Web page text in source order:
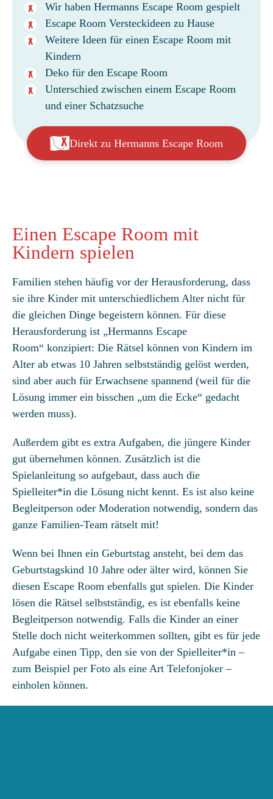
Wir haben Hermanns Escape Room gespielt
Escape Room Versteckideen zu Hause
Weitere Ideen für einen Escape Room mit
Kindern
Deko für den Escape Room
Unterschied zwischen einem Escape Room
und einer Schatzsuche
Direkt zu Hermanns Escape Room
Einen Escape Room mit
Kindern spielen
Familien stehen häufig vor der Herausforderung, dass
sie ihre Kinder mit unterschiedlichem Alter nicht für
die gleichen Dinge begeistern können. Für diese
Herausforderung ist „Hermanns Escape
Room“ konzipiert: Die Rätsel können von Kindern im
Alter ab etwas 10 Jahren selbstständig gelöst werden,
sind aber auch für Erwachsene spannend (weil für die
Lösung immer ein bisschen „um die Ecke“ gedacht
werden muss).
Außerdem gibt es extra Aufgaben, die jüngere Kinder
gut übernehmen können. Zusätzlich ist die
Spielanleitung so aufgebaut, dass auch die
Spielleiter*in die Lösung nicht kennt. Es ist also keine
Begleitperson oder Moderation notwendig, sondern das
ganze Familien-Team rätselt mit!
Wenn bei Ihnen ein Geburtstag ansteht, bei dem das
Geburtstagskind 10 Jahre oder älter wird, können Sie
diesen Escape Room ebenfalls gut spielen. Die Kinder
lösen die Rätsel selbstständig, es ist ebenfalls keine
Begleitperson notwendig. Falls die Kinder an einer
Stelle doch nicht weiterkommen sollten, gibt es für jede
Aufgabe einen Tipp, den sie von der Spielleiter*in –
zum Beispiel per Foto als eine Art Telefonjoker –
einholen können.